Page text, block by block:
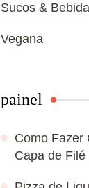
Sucos &
Vegana
painel
Como Fazer
Capa de Filé